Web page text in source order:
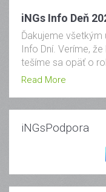
iNGs Info Deň
Ďakujeme
Info Dní. Veríme,
tešíme sa opäť o
Read More
iNGsPodpora